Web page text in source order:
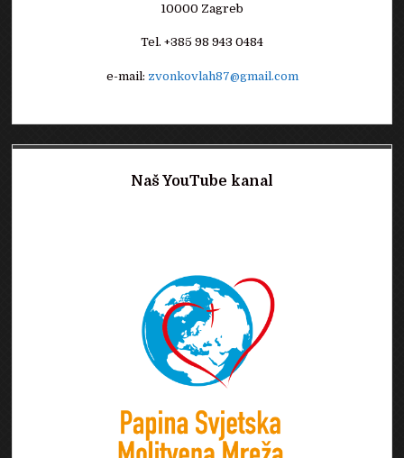
10000 Zagreb
Tel. +385 98 943 0484
e-mail: zvonkovlah87@gmail.com
Naš YouTube kanal